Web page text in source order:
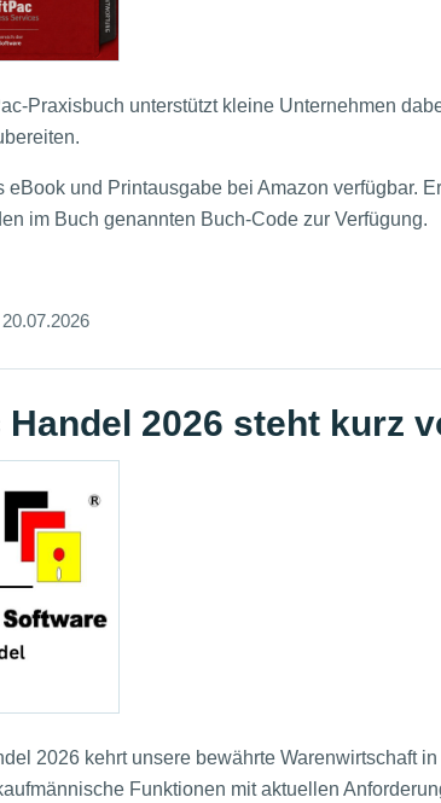
Praxisbuch unterstützt kleine Unternehmen
eBook und Printausgabe bei Amazon verfügbar.
im Buch genannten Buch-Code zur Verfügung.
Handel 2026 steht kurz
2026 kehrt unsere bewährte Warenwirtschaft
Funktionen mit aktuellen